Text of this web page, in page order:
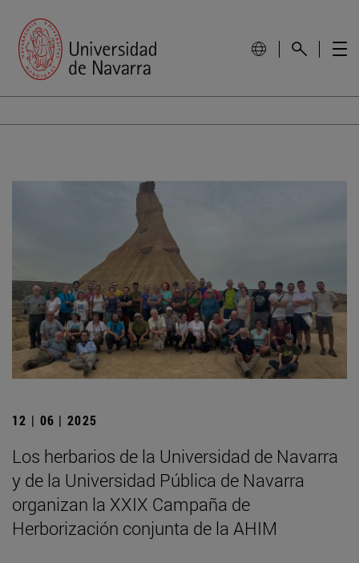
12 | 06 | 2025
Los herbarios de la Universidad de Navarra
y de la Universidad Pública de Navarra
organizan la XXIX Campaña de
Herborización conjunta de la AHIM